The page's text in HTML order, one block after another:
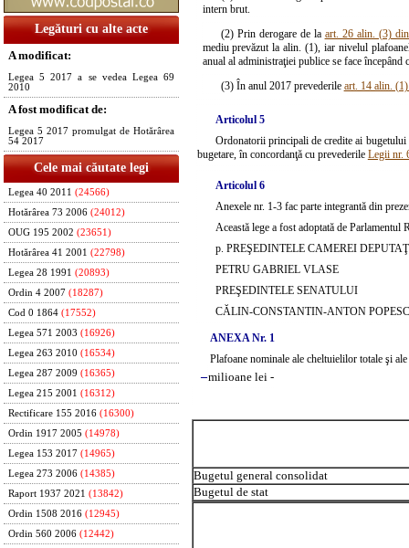
Legături cu alte acte
A modificat:
Legea 5 2017 a se vedea Legea 69
2010
A fost modificat de:
Legea 5 2017 promulgat de Hotărârea
54 2017
Cele mai căutate legi
Legea 40 2011 (24566)
Hotărârea 73 2006 (24012)
OUG 195 2002 (23651)
Hotărârea 41 2001 (22798)
Legea 28 1991 (20893)
Ordin 4 2007 (18287)
Cod 0 1864 (17552)
Legea 571 2003 (16926)
Legea 263 2010 (16534)
Legea 287 2009 (16365)
Legea 215 2001 (16312)
Rectificare 155 2016 (16300)
Ordin 1917 2005 (14978)
Legea 153 2017 (14965)
Legea 273 2006 (14385)
Raport 1937 2021 (13842)
Ordin 1508 2016 (12945)
Ordin 560 2006 (12442)
intern brut.
(2) Prin derogare de la art. 26 alin. (3)
mediu prevăzut la alin. (1), iar nivelul
anual al administraţiei publice se face începând
(3) În anul 2017 prevederile art. 14 alin.
Articolul 5
Ordonatorii principali de credite ai
bugetare, în concordanţă cu prevederile Legii nr.
Articolul 6
Anexele nr. 1-3 fac parte integrantă din
Această lege a fost adoptată de
p. PREŞEDINTELE CAMEREI
PETRU GABRIEL VLASE
PREŞEDINTELE SENATULUI
CĂLIN-CONSTANTIN-ANTON
ANEXA Nr. 1
Plafoane nominale ale cheltuielilor totale şi
–milioane lei -
Bugetul general consolidat
Bugetul de stat